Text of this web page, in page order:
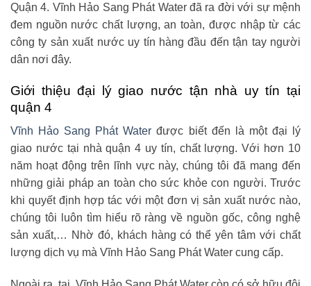
Quận 4. Vĩnh Hảo Sang Phát Water đã ra đời với sự mệnh
đem nguồn nước chất lượng, an toàn, được nhập từ các
công ty sản xuất nước uy tín hàng đầu đến tận tay người
dân nơi đây.
Giới thiệu đại lý giao nước tận nhà uy tín tại
quận 4
Vĩnh Hảo Sang Phát Water được biết đến là một đại lý
giao nước tại nhà quận 4 uy tín, chất lượng. Với hơn 10
năm hoạt động trên lĩnh vực này, chúng tôi đã mang đến
những giải pháp an toàn cho sức khỏe con người. Trước
khi quyết định hợp tác với một đơn vị sản xuất nước nào,
chúng tôi luôn tìm hiểu rõ ràng về nguồn gốc, công nghệ
sản xuất,… Nhờ đó, khách hàng có thể yên tâm với chất
lượng dịch vụ mà Vĩnh Hảo Sang Phát Water cung cấp.